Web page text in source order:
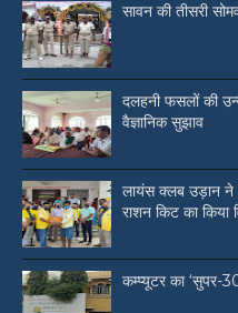
सावन की तीसरी
दलहनी फसलों की
वैज्ञानिक सुझाव
लायंस क्लब उड़ान ने
राशन किट का किया
कम्प्यूटर का ‘सुपर-